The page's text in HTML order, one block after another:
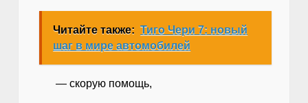
Читайте также: Тиго Чери 7: новый
шаг в мире автомобилей
— скорую помощь,